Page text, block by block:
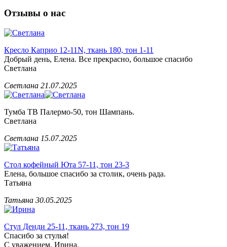
Отзывы о нас
Кресло Каприо 12-11N, ткань 180, тон 1-11
Добрый день, Елена. Все прекрасно, большое спасибо
Светлана
Светлана 21.07.2025
Тумба ТВ Палермо-50, тон Шампань.
Светлана
Светлана 15.07.2025
Стол кофейный Юта 57-11, тон 23-3
Елена, большое спасибо за столик, очень рада.
Татьяна
Татьяна 30.05.2025
Стул Денди 25-11, ткань 273, тон 19
Спасибо за стулья!
С уважением, Ирина.